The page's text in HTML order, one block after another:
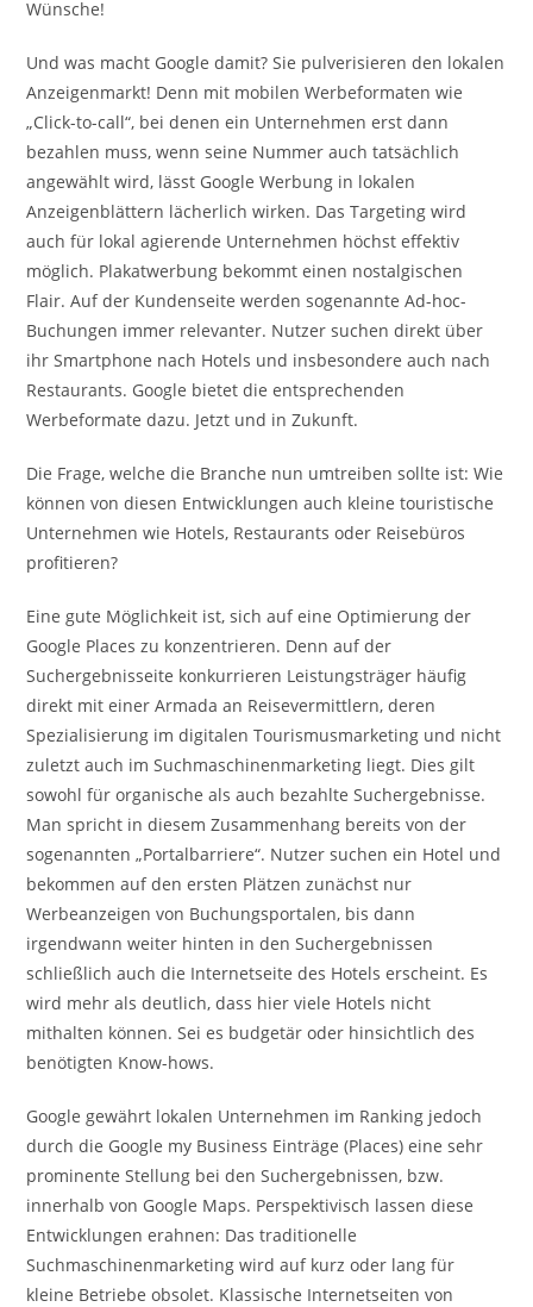
Wünsche!
Und was macht Google damit? Sie pulverisieren den lokalen
Anzeigenmarkt! Denn mit mobilen Werbeformaten wie
„Click-to-call“, bei denen ein Unternehmen erst dann
bezahlen muss, wenn seine Nummer auch tatsächlich
angewählt wird, lässt Google Werbung in lokalen
Anzeigenblättern lächerlich wirken. Das Targeting wird
auch für lokal agierende Unternehmen höchst effektiv
möglich. Plakatwerbung bekommt einen nostalgischen
Flair. Auf der Kundenseite werden sogenannte Ad-hoc-
Buchungen immer relevanter. Nutzer suchen direkt über
ihr Smartphone nach Hotels und insbesondere auch nach
Restaurants. Google bietet die entsprechenden
Werbeformate dazu. Jetzt und in Zukunft.
Die Frage, welche die Branche nun umtreiben sollte ist: Wie
können von diesen Entwicklungen auch kleine touristische
Unternehmen wie Hotels, Restaurants oder Reisebüros
profitieren?
Eine gute Möglichkeit ist, sich auf eine Optimierung der
Google Places zu konzentrieren. Denn auf der
Suchergebnisseite konkurrieren Leistungsträger häufig
direkt mit einer Armada an Reisevermittlern, deren
Spezialisierung im digitalen Tourismusmarketing und nicht
zuletzt auch im Suchmaschinenmarketing liegt. Dies gilt
sowohl für organische als auch bezahlte Suchergebnisse.
Man spricht in diesem Zusammenhang bereits von der
sogenannten „Portalbarriere“. Nutzer suchen ein Hotel und
bekommen auf den ersten Plätzen zunächst nur
Werbeanzeigen von Buchungsportalen, bis dann
irgendwann weiter hinten in den Suchergebnissen
schließlich auch die Internetseite des Hotels erscheint. Es
wird mehr als deutlich, dass hier viele Hotels nicht
mithalten können. Sei es budgetär oder hinsichtlich des
benötigten Know-hows.
Google gewährt lokalen Unternehmen im Ranking jedoch
durch die Google my Business Einträge (Places) eine sehr
prominente Stellung bei den Suchergebnissen, bzw.
innerhalb von Google Maps. Perspektivisch lassen diese
Entwicklungen erahnen: Das traditionelle
Suchmaschinenmarketing wird auf kurz oder lang für
kleine Betriebe obsolet. Klassische Internetseiten von